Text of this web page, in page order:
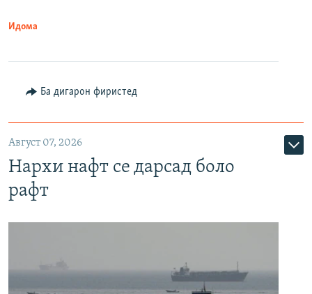
Идома
Ба дигарон фиристед
Август 07, 2026
Нархи нафт се дарсад боло
рафт